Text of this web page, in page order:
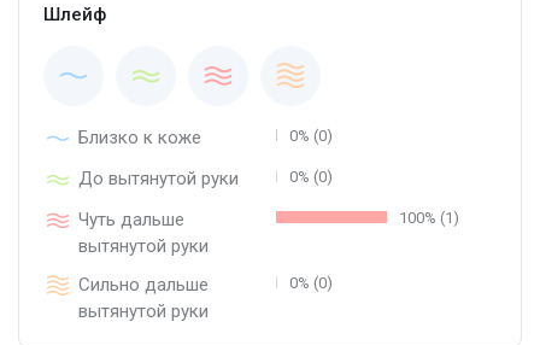
Шлейф
Близко к коже 0% (0)
До вытянутой руки 0% (0)
Чуть дальше
вытянутой руки
100% (1)
Сильно дальше
вытянутой руки
0% (0)